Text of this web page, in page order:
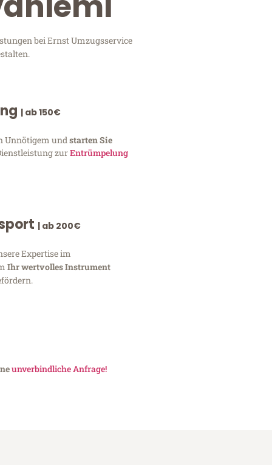
bei Ernst Umzugsservice
| ab 150€
Unnötigem und starten Sie
zurEntrümpelung
| ab 200€
Expertise im
Ihr wertvolles Instrument
unverbindliche Anfrage!